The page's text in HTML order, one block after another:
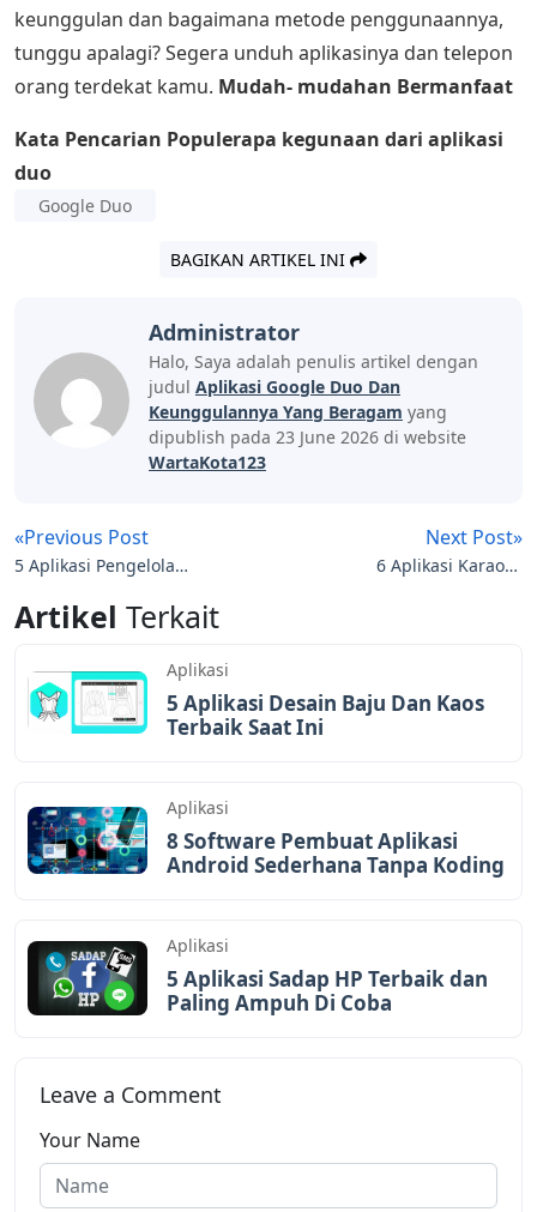
keunggulan dan bagaimana metode penggunaannya,
tunggu apalagi? Segera unduh aplikasinya dan telepon
orang terdekat kamu. Mudah- mudahan Bermanfaat
Kata Pencarian Populerapa kegunaan dari aplikasi
duo
Google Duo
BAGIKAN ARTIKEL INI
Administrator
Halo, Saya adalah penulis artikel dengan
judul Aplikasi Google Duo Dan
Keunggulannya Yang Beragam yang
dipublish pada 23 June 2026 di website
WartaKota123
«Previous Post
5 Aplikasi Pengelola
Mudah
Next Post»
6 Aplikasi Karaoke
Artikel Terkait
Aplikasi
5 Aplikasi Desain Baju Dan Kaos
Terbaik Saat Ini
Aplikasi
8 Software Pembuat Aplikasi
Android Sederhana Tanpa Koding
Aplikasi
5 Aplikasi Sadap HP Terbaik dan
Paling Ampuh Di Coba
Leave a Comment
Your Name